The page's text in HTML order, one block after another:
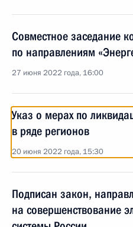
Cовместное заседание
по направлениям
27 июня 2022 года, 16:00
Указ о мерах по
в ряде регионов
20 июня 2022 года, 15:30
Подписан закон,
на совершенствование